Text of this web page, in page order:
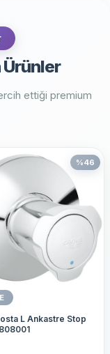
Ürünler
ettiği premium
%46
L Ankastre Stop